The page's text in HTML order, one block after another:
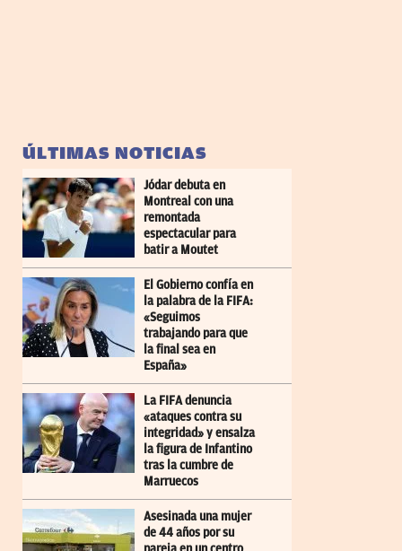
ÚLTIMAS NOTICIAS
Jódar debuta en
Montreal con una
remontada
espectacular para
batir a Moutet
El Gobierno confía en
la palabra de la FIFA:
«Seguimos
trabajando para que
la final sea en
España»
La FIFA denuncia
«ataques contra su
integridad» y ensalza
la figura de Infantino
tras la cumbre de
Marruecos
Asesinada una mujer
de 44 años por su